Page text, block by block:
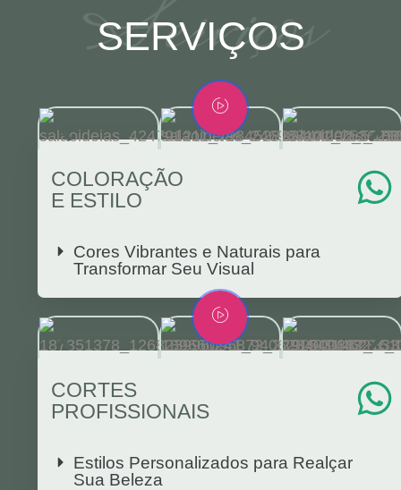
Serviços
SERVIÇOS
COLORAÇÃO
E ESTILO
Cores Vibrantes e Naturais para
Transformar Seu Visual
CORTES
PROFISSIONAIS
Estilos Personalizados para Realçar
Sua Beleza